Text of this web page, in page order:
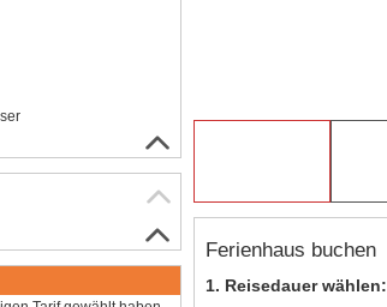
Ferienhaus buchen
1. Reisedauer wählen: